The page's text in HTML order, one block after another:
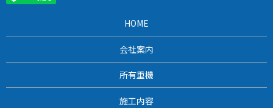
HOME
会社案内
所有重機
施工内容